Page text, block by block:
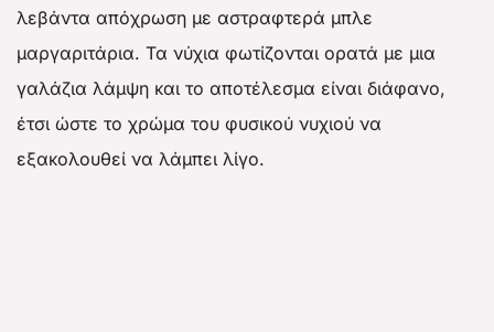
λεβάντα απόχρωση με αστραφτερά μπλε
μαργαριτάρια. Τα νύχια φωτίζονται ορατά με μια
γαλάζια λάμψη και το αποτέλεσμα είναι διάφανο,
έτσι ώστε το χρώμα του φυσικού νυχιού να
εξακολουθεί να λάμπει λίγο.